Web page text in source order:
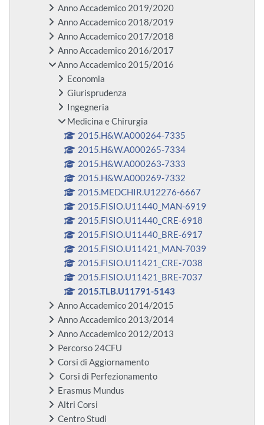
Anno Accademico 2019/2020
Anno Accademico 2018/2019
Anno Accademico 2017/2018
Anno Accademico 2016/2017
Anno Accademico 2015/2016
Economia
Giurisprudenza
Ingegneria
Medicina e Chirurgia
2015.H&W.A000264-7335
2015.H&W.A000265-7334
2015.H&W.A000263-7333
2015.H&W.A000269-7332
2015.MEDCHIR.U12276-6667
2015.FISIO.U11440_MAN-6919
2015.FISIO.U11440_CRE-6918
2015.FISIO.U11440_BRE-6917
2015.FISIO.U11421_MAN-7039
2015.FISIO.U11421_CRE-7038
2015.FISIO.U11421_BRE-7037
2015.TLB.U11791-5143
Anno Accademico 2014/2015
Anno Accademico 2013/2014
Anno Accademico 2012/2013
Percorso 24CFU
Corsi di Aggiornamento
Corsi di Perfezionamento
Erasmus Mundus
Altri Corsi
Centro Studi